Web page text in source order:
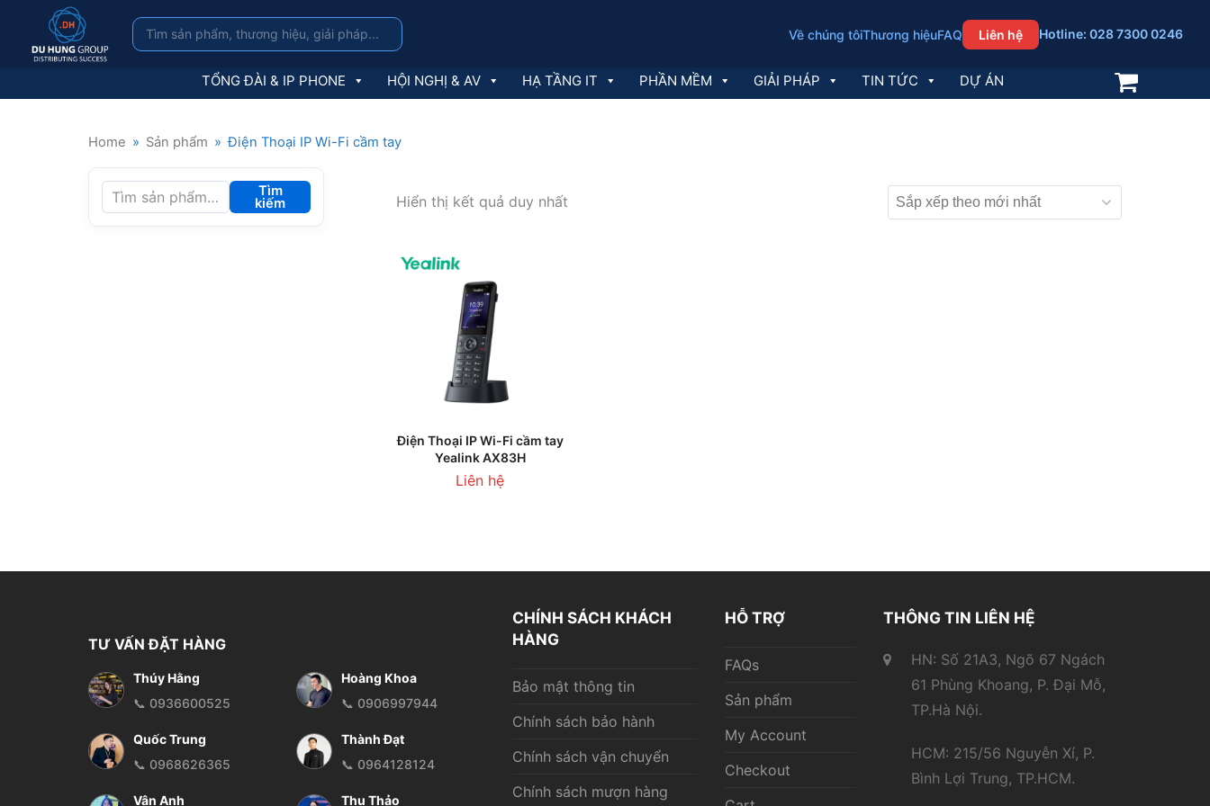
Về chúng tôiThương hiệuFAQ Liên hệ Hotline: 028 7300 0246
TỔNG ĐÀI & IP PHONE HỘI NGHỊ & AV HẠ TẦNG IT PHẦN MỀM GIẢI PHÁP TIN TỨC DỰ ÁN
Home » Sản phẩm » Điện Thoại IP Wi-Fi cầm tay
Hiển thị kết quả duy nhất
THÊM VÀO GIỎ HÀNG
Điện Thoại IP Wi-Fi cầm tay
Yealink AX83H
Liên hệ
Tìm
kiếm
TƯ VẤN ĐẶT HÀNG
Thúy Hằng
📞 0936600525
Hoàng Khoa
📞 0906997944
Quốc Trung
📞 0968626365
Thành Đạt
📞 0964128124
Vân Anh Thu Thảo
CHÍNH SÁCH KHÁCH
HÀNG
Bảo mật thông tin
Chính sách bảo hành
Chính sách vận chuyển
Chính sách mượn hàng
HỖ TRỢ
FAQs
Sản phẩm
My Account
Checkout
THÔNG TIN LIÊN HỆ
HN: Số 21A3, Ngõ 67 Ngách
61 Phùng Khoang, P. Đại Mỗ,
TP.Hà Nội.
HCM: 215/56 Nguyễn Xí, P.
Bình Lợi Trung, TP.HCM.